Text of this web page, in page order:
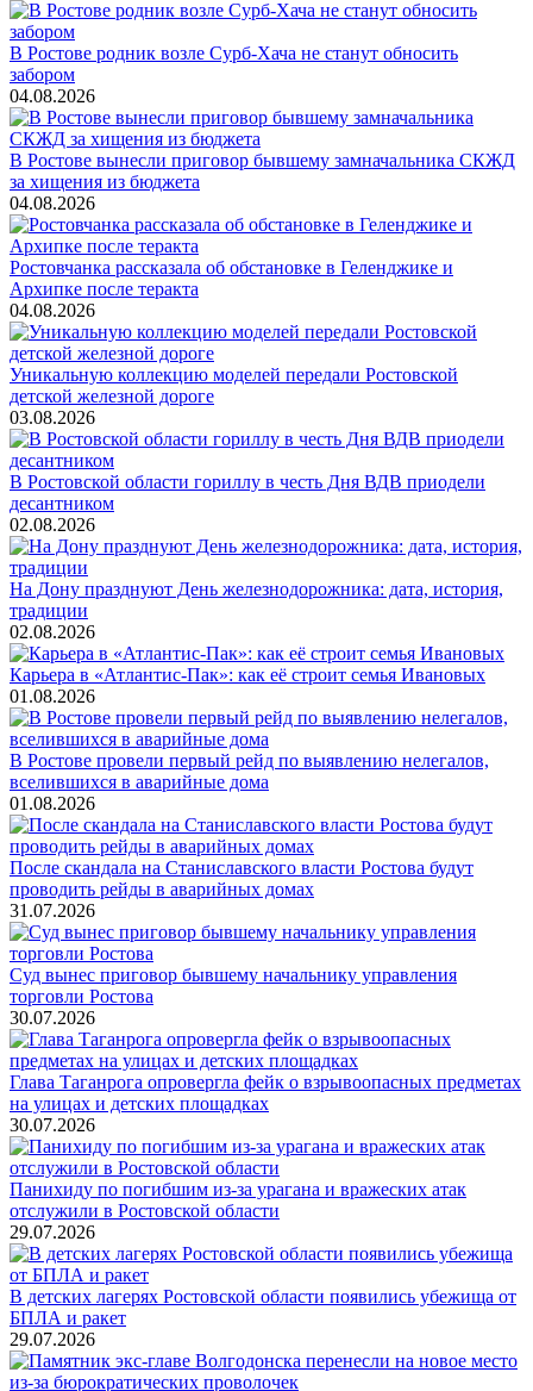
В Ростове родник возле Сурб-Хача не станут обносить
забором
04.08.2026
В Ростове вынесли приговор бывшему замначальника СКЖД
за хищения из бюджета
04.08.2026
Ростовчанка рассказала об обстановке в Геленджике и
Архипке после теракта
04.08.2026
Уникальную коллекцию моделей передали Ростовской
детской железной дороге
03.08.2026
В Ростовской области гориллу в честь Дня ВДВ приодели
десантником
02.08.2026
На Дону празднуют День железнодорожника: дата, история,
традиции
02.08.2026
Карьера в «Атлантис-Пак»: как её строит семья Ивановых
01.08.2026
В Ростове провели первый рейд по выявлению нелегалов,
вселившихся в аварийные дома
01.08.2026
После скандала на Станиславского власти Ростова будут
проводить рейды в аварийных домах
31.07.2026
Суд вынес приговор бывшему начальнику управления
торговли Ростова
30.07.2026
Глава Таганрога опровергла фейк о взрывоопасных предметах
на улицах и детских площадках
30.07.2026
Панихиду по погибшим из-за урагана и вражеских атак
отслужили в Ростовской области
29.07.2026
В детских лагерях Ростовской области появились убежища от
БПЛА и ракет
29.07.2026